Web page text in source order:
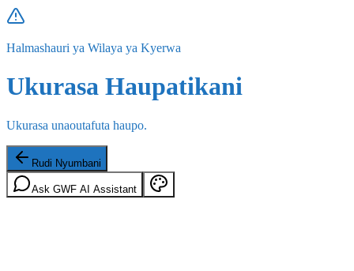
Halmashauri ya Wilaya ya Kyerwa
Ukurasa Haupatikani
Ukurasa unaoutafuta haupo.
Rudi Nyumbani
Ask GWF AI Assistant